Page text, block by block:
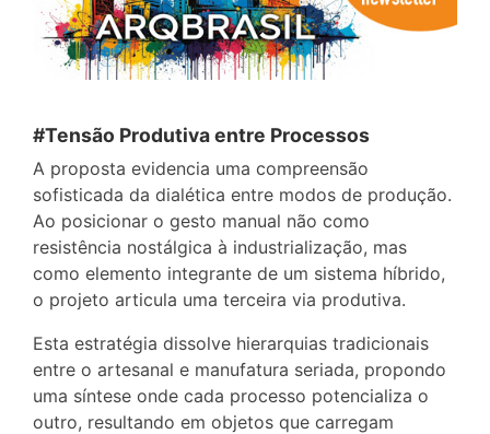
#Tensão Produtiva entre Processos
A proposta evidencia uma compreensão
sofisticada da dialética entre modos de produção.
Ao posicionar o gesto manual não como
resistência nostálgica à industrialização, mas
como elemento integrante de um sistema híbrido,
o projeto articula uma terceira via produtiva.
Esta estratégia dissolve hierarquias tradicionais
entre o artesanal e manufatura seriada, propondo
uma síntese onde cada processo potencializa o
outro, resultando em objetos que carregam